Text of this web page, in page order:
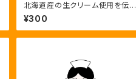
北海道産の生クリーム使用を伝え
る滴るクリームと地図のロゴ
¥300